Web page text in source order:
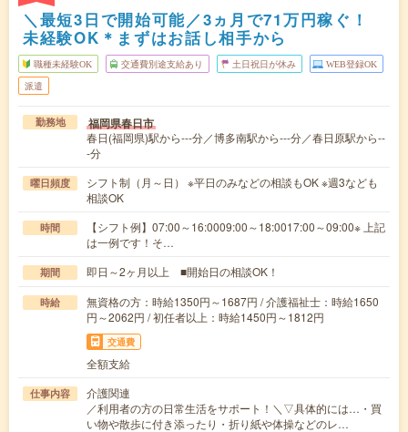
＼最短3日で開始可能／3ヵ月で71万円稼ぐ！
未経験OK＊まずはお話し相手から
職種未経験OK 交通費別途支給あり 土日祝日が休み WEB登録OK
派遣
勤務地 福岡県春日市
春日(福岡県)駅から---分／博多南駅から---分／春日原駅から--
-分
曜日頻度
シフト制（月～日） ※平日のみなどの相談もOK ※週3なども
相談OK
時間
【シフト例】07:00～16:0009:00～18:0017:00～09:00※ 上記
は一例です！そ…
期間 即日～2ヶ月以上 ■開始日の相談OK！
時給
無資格の方：時給1350円～1687円 / 介護福祉士：時給1650
円～2062円 / 初任者以上：時給1450円～1812円
交通費
全額支給
仕事内容
介護関連
／利用者の方の日常生活をサポート！＼▽具体的には…・買
い物や散歩に付き添ったり・折り紙や体操などのレ…